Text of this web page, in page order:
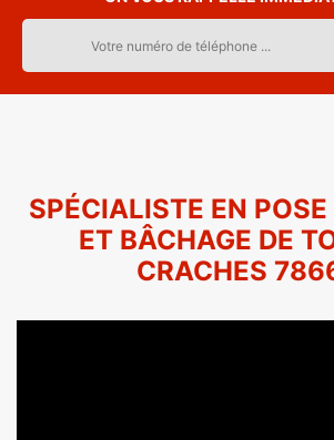
SPÉCIALISTE EN
ET BÂCHAGE DE
CRACHES